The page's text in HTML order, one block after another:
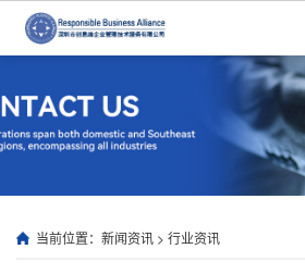
当前位置： 新闻资讯 > 行业资讯